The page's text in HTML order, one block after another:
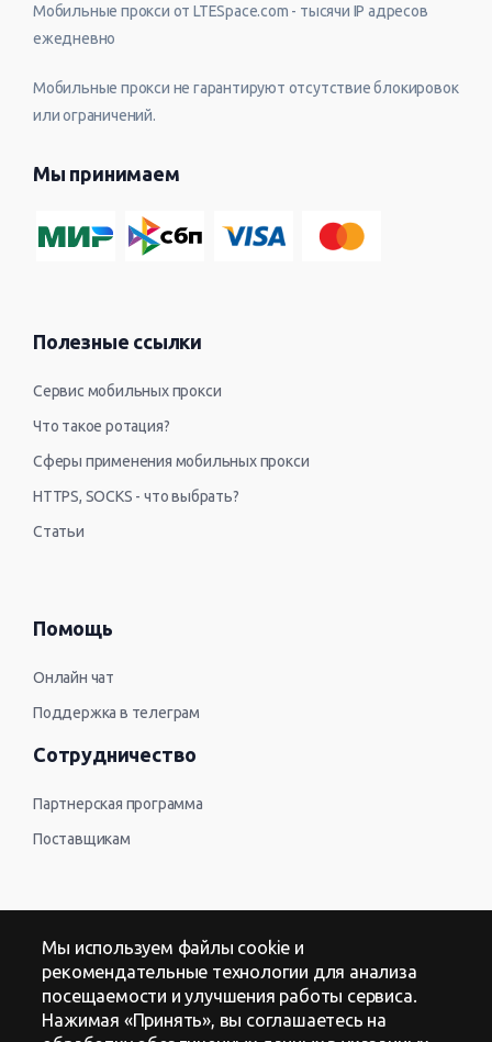
Мобильные прокси от LTESpace.com - тысячи IP адресов
ежедневно
Мобильные прокси не гарантируют отсутствие блокировок
или ограничений.
Мы принимаем
Полезные ссылки
Сервис мобильных прокси
Что такое ротация?
Сферы применения мобильных прокси
HTTPS, SOCKS - что выбрать?
Статьи
Помощь
Онлайн чат
Поддержка в телеграм
Сотрудничество
Партнерская программа
Поставщикам
Оферта
Политика в отношении обработки персональных данных
Мы используем файлы cookie и
рекомендательные технологии для анализа
посещаемости и улучшения работы сервиса.
Нажимая «Принять», вы соглашаетесь на